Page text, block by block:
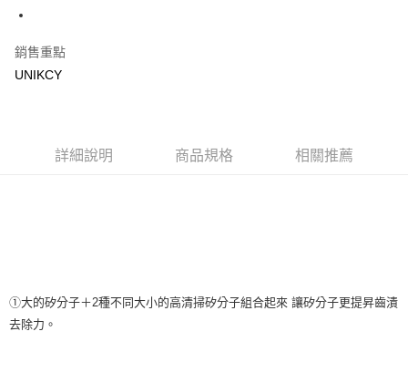
悠遊付
Google Pay
每筆NT$70，滿NT$499(含以上)免運費
銷售重點
UNIKCY
詳細說明 商品規格 相關推薦
①大的矽分子＋2種不同大小的高清掃矽分子組合起來 讓矽分子更提昇齒漬
去除力。